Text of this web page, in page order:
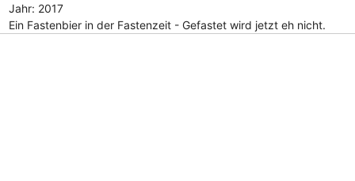
Jahr: 2017
Ein Fastenbier in der Fastenzeit - Gefastet wird jetzt eh nicht.